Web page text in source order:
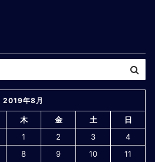
2019年8月
木 金 土
日
1
2 3
4
8 9 10 11